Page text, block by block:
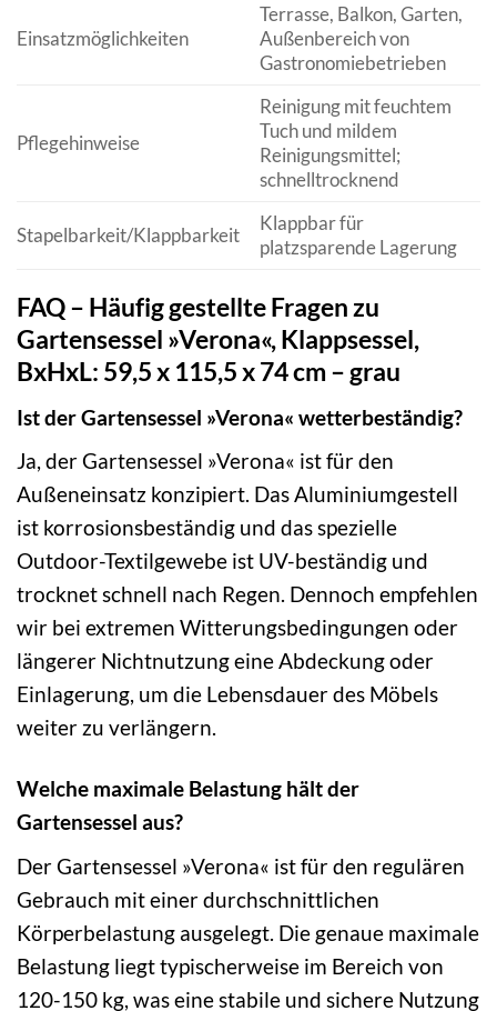
Einsatzmöglichkeiten
Terrasse, Balkon, Garten,
Außenbereich von
Gastronomiebetrieben
Pflegehinweise
Reinigung mit feuchtem
Tuch und mildem
Reinigungsmittel;
schnelltrocknend
Stapelbarkeit/Klappbarkeit
Klappbar für
platzsparende Lagerung
FAQ – Häufig gestellte Fragen zu
Gartensessel »Verona«, Klappsessel,
BxHxL: 59,5 x 115,5 x 74 cm – grau
Ist der Gartensessel »Verona« wetterbeständig?
Ja, der Gartensessel »Verona« ist für den
Außeneinsatz konzipiert. Das Aluminiumgestell
ist korrosionsbeständig und das spezielle
Outdoor-Textilgewebe ist UV-beständig und
trocknet schnell nach Regen. Dennoch empfehlen
wir bei extremen Witterungsbedingungen oder
längerer Nichtnutzung eine Abdeckung oder
Einlagerung, um die Lebensdauer des Möbels
weiter zu verlängern.
Welche maximale Belastung hält der
Gartensessel aus?
Der Gartensessel »Verona« ist für den regulären
Gebrauch mit einer durchschnittlichen
Körperbelastung ausgelegt. Die genaue maximale
Belastung liegt typischerweise im Bereich von
120-150 kg, was eine stabile und sichere Nutzung